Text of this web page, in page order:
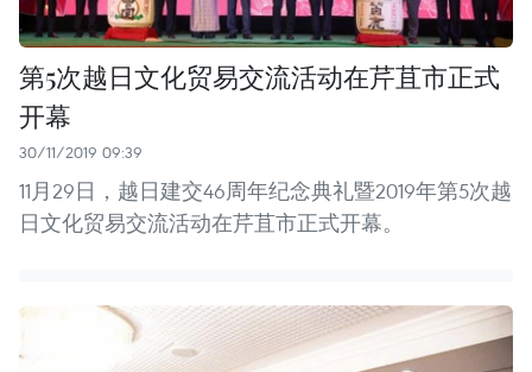
第5次越日文化贸易交流活动在芹苴市正式
开幕
30/11/2019 09:39
11月29日，越日建交46周年纪念典礼暨2019年第5次越
日文化贸易交流活动在芹苴市正式开幕。